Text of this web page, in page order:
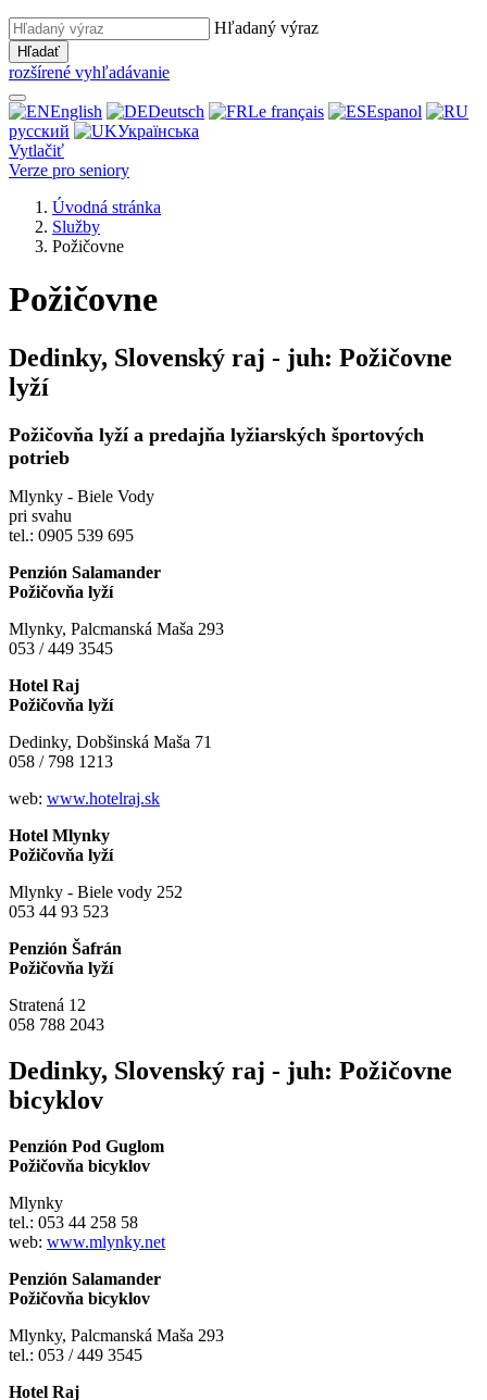
Hľadaný výraz
Hľadať
rozšírené vyhľadávanie
English Deutsch Le français
Espanol
русский
Українська
Vytlačiť
Verze pro seniory
Úvodná stránka
Služby
Požičovne
Požičovne
Dedinky, Slovenský raj - juh: Požičovne
lyží
Požičovňa lyží a predajňa lyžiarských športových
potrieb
Mlynky - Biele Vody
pri svahu
tel.: 0905 539 695
Penzión Salamander
Požičovňa lyží
Mlynky, Palcmanská Maša 293
053 / 449 3545
Hotel Raj
Požičovňa lyží
Dedinky, Dobšinská Maša 71
058 / 798 1213
web: www.hotelraj.sk
Hotel Mlynky
Požičovňa lyží
Mlynky - Biele vody 252
053 44 93 523
Penzión Šafrán
Požičovňa lyží
Stratená 12
058 788 2043
Dedinky, Slovenský raj - juh: Požičovne
bicyklov
Penzión Pod Guglom
Požičovňa bicyklov
Mlynky
tel.: 053 44 258 58
web: www.mlynky.net
Penzión Salamander
Požičovňa bicyklov
Mlynky, Palcmanská Maša 293
tel.: 053 / 449 3545
Hotel Raj